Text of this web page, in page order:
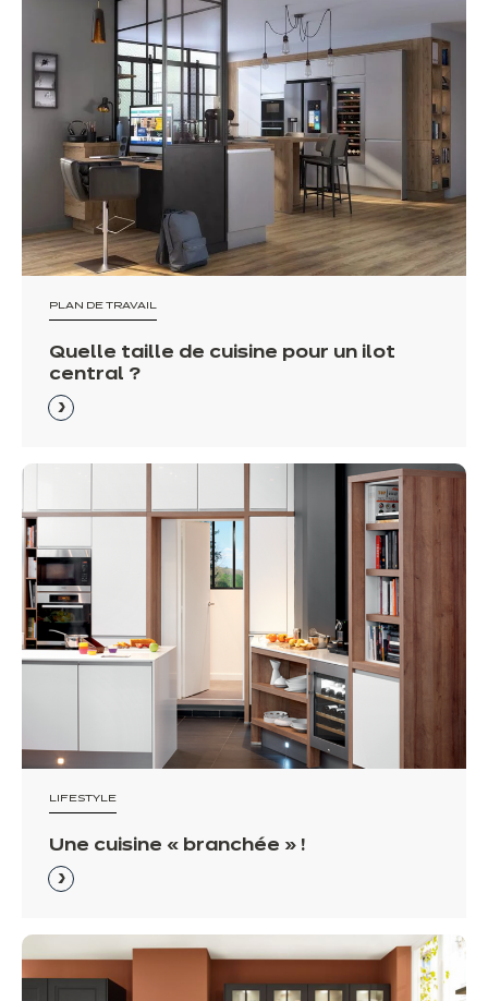
PLAN DE TRAVAIL
Quelle taille de cuisine pour un ilot
central ?
LIFESTYLE
Une cuisine « branchée » !